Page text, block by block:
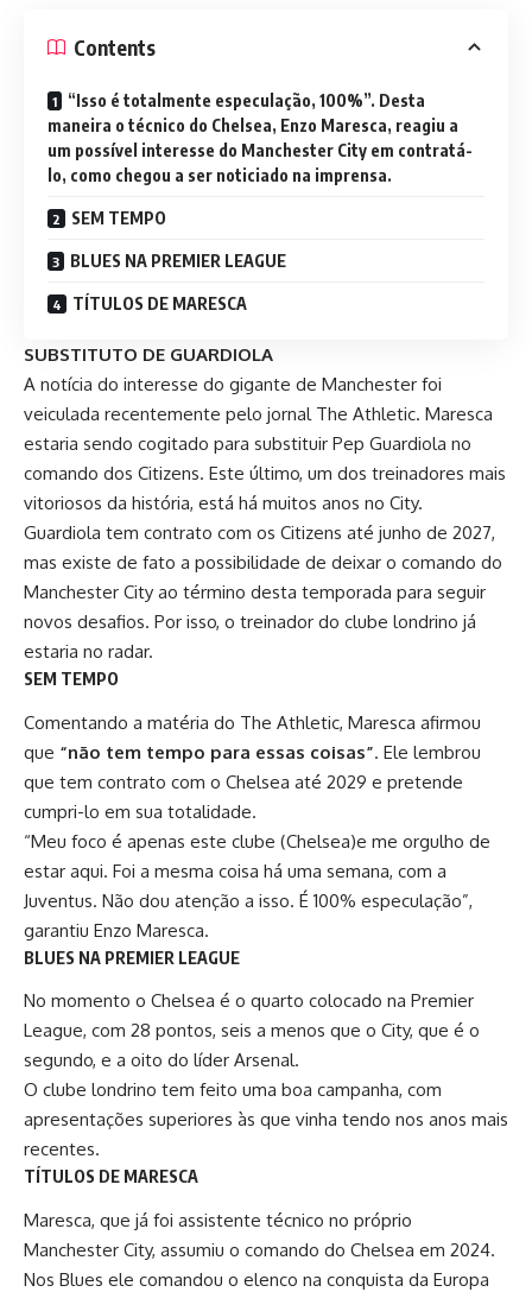
Contents
“Isso é totalmente especulação, 100%”. Desta
maneira o técnico do Chelsea, Enzo Maresca, reagiu a
um possível interesse do Manchester City em contratá-
lo, como chegou a ser noticiado na imprensa.
SEM TEMPO
BLUES NA PREMIER LEAGUE
TÍTULOS DE MARESCA
SUBSTITUTO DE GUARDIOLA
A notícia do interesse do gigante de Manchester foi
veiculada recentemente pelo jornal The Athletic. Maresca
estaria sendo cogitado para substituir Pep Guardiola no
comando dos Citizens. Este último, um dos treinadores mais
vitoriosos da história, está há muitos anos no City.
Guardiola tem contrato com os Citizens até junho de 2027,
mas existe de fato a possibilidade de deixar o comando do
Manchester City ao término desta temporada para seguir
novos desafios. Por isso, o treinador do clube londrino já
estaria no radar.
SEM TEMPO
Comentando a matéria do The Athletic, Maresca afirmou
que “não tem tempo para essas coisas”. Ele lembrou
que tem contrato com o Chelsea até 2029 e pretende
cumpri-lo em sua totalidade.
“Meu foco é apenas este clube (Chelsea)e me orgulho de
estar aqui. Foi a mesma coisa há uma semana, com a
Juventus. Não dou atenção a isso. É 100% especulação”,
garantiu Enzo Maresca.
BLUES NA PREMIER LEAGUE
No momento o Chelsea é o quarto colocado na Premier
League, com 28 pontos, seis a menos que o City, que é o
segundo, e a oito do líder Arsenal.
O clube londrino tem feito uma boa campanha, com
apresentações superiores às que vinha tendo nos anos mais
recentes.
TÍTULOS DE MARESCA
Maresca, que já foi assistente técnico no próprio
Manchester City, assumiu o comando do Chelsea em 2024.
Nos Blues ele comandou o elenco na conquista da Europa